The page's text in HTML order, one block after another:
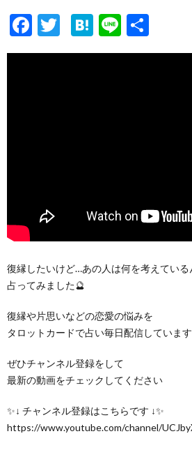
F
ac
T
w
H
at
Li
n 有
復縁したいけど…あの人は何を考えている
占ってみました🔮
復縁や片思いなどの恋愛の悩みを
タロットカードで占い毎日配信していま
ぜひチャンネル登録をして
最新の動画をチェックしてください
✨↓ チャンネル登録はこちらです ↓✨
https://www.youtube.com/channel/